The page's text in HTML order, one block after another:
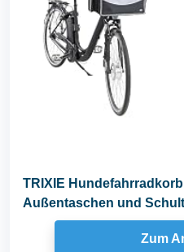
TRIXIE
Außentaschen und
Zum